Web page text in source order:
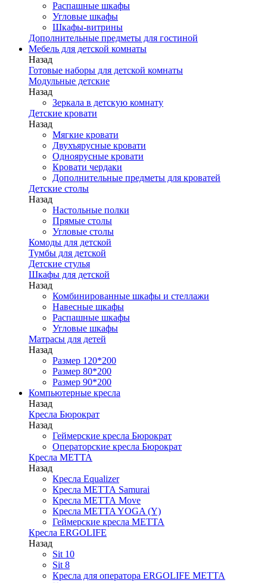
Распашные шкафы
Угловые шкафы
Шкафы-витрины
Дополнительные предметы для гостиной
Мебель для детской комнаты
Назад
Готовые наборы для детской комнаты
Модульные детские
Назад
Зеркала в детскую комнату
Детские кровати
Назад
Мягкие кровати
Двухъярусные кровати
Одноярусные кровати
Кровати чердаки
Дополнительные предметы для кроватей
Детские столы
Назад
Настольные полки
Прямые столы
Угловые столы
Комоды для детской
Тумбы для детской
Детские стулья
Шкафы для детской
Назад
Комбинированные шкафы и стеллажи
Навесные шкафы
Распашные шкафы
Угловые шкафы
Матрасы для детей
Назад
Размер 120*200
Размер 80*200
Размер 90*200
Компьютерные кресла
Назад
Кресла Бюрократ
Назад
Геймерские кресла Бюрократ
Операторские кресла Бюрократ
Кресла МЕТТА
Назад
Кресла Equalizer
Кресла МЕТТА Samurai
Кресла МЕТТА Move
Кресла METTA YOGA (Y)
Геймерские кресла МЕТТА
Кресла ERGOLIFE
Назад
Sit 10
Sit 8
Кресла для оператора ERGOLIFE МЕТТА